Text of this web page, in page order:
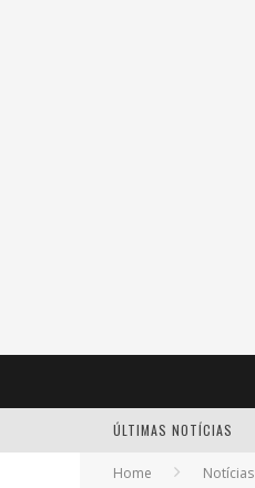
ÚLTIMAS NOTÍCIAS
Home Notícias